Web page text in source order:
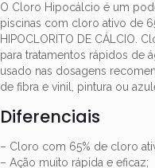
O Cloro Hipocálcio é um
piscinas com cloro ativo de
HIPOCLORITO DE CÁLCIO.
para tratamentos rápidos de
usado nas dosagens
de fibra e vinil, pintura ou
Diferenciais
– Cloro com 65% de cloro
– Ação muito rápida e eficaz;